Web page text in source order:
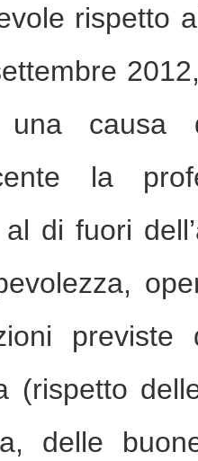
rispetto
una causa
la
di fuori
previste
(rispetto
delle